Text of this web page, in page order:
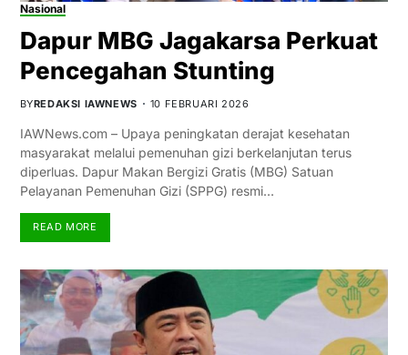
Nasional
Dapur MBG Jagakarsa Perkuat
Pencegahan Stunting
BYREDAKSI IAWNEWS 10 FEBRUARI 2026
IAWNews.com – Upaya peningkatan derajat kesehatan
masyarakat melalui pemenuhan gizi berkelanjutan terus
diperluas. Dapur Makan Bergizi Gratis (MBG) Satuan
Pelayanan Pemenuhan Gizi (SPPG) resmi…
READ MORE